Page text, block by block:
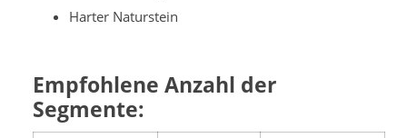
Harter Naturstein
Empfohlene Anzahl der
Segmente: